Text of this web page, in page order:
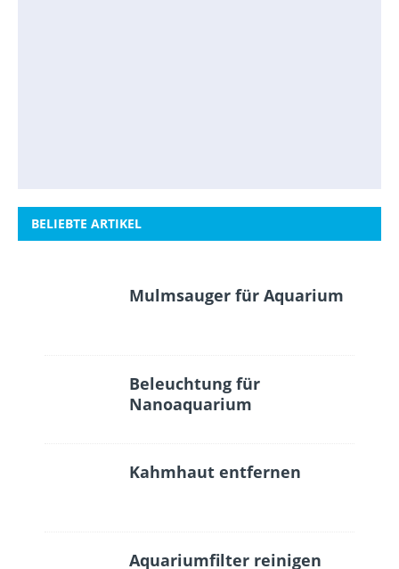
BELIEBTE ARTIKEL
Mulmsauger für Aquarium
Beleuchtung für
Nanoaquarium
Kahmhaut entfernen
Aquariumfilter reinigen